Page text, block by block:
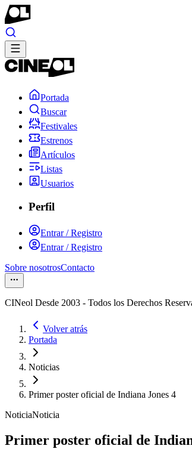
Portada
Buscar
Festivales
Estrenos
Artículos
Listas
Usuarios
Perfil
Entrar / Registro
Entrar / Registro
Sobre nosotrosContacto
CINeol Desde 2003 - Todos los Derechos
Volver atrás
Portada
Noticias
Primer poster oficial de Indiana Jones 4
NoticiaNoticia
Primer poster oficial de